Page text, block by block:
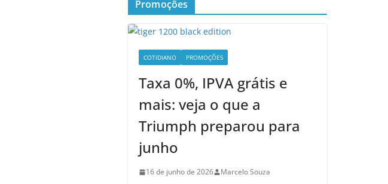
Promoções
COTIDIANO PROMOÇÕES
Taxa 0%, IPVA grátis e
mais: veja o que a
Triumph preparou para
junho
16 de junho de 2026 Marcelo Souza